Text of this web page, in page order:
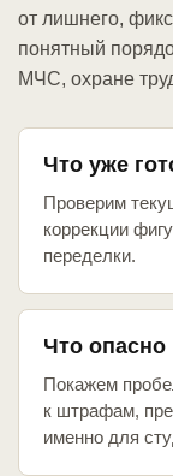
от лишнего,
понятный
МЧС, охране
Что уже
Проверим
коррекции
переделки.
Что опасно
Покажем
к штрафам,
именно для